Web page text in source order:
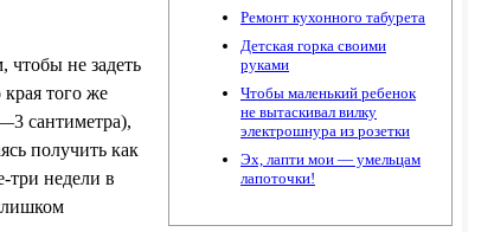
чтобы не задеть
края того же
сантиметра),
получить как
три недели в
Ремонт кухонного табурета
Детская горка своими
руками
Чтобы маленький ребенок
не вытаскивал вилку
электрошнура из розетки
Эх, лапти мои — умельцам
лапоточки!